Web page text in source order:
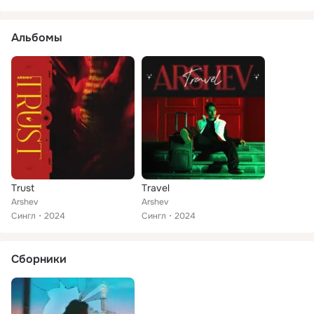
Альбомы
Trust
Arshev
Сингл
2024
Travel
Arshev
Сингл
2024
Сборники